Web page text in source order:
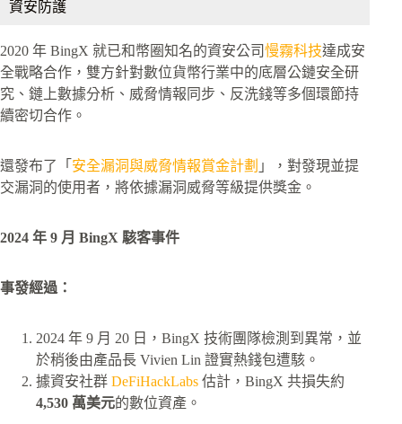
資安防護
2020 年 BingX 就已和幣圈知名的資安公司慢霧科技達成安
全戰略合作，雙方針對數位貨幣行業中的底層公鏈安全研
究、鏈上數據分析、威脅情報同步、反洗錢等多個環節持
續密切合作。
還發布了「 安全漏洞與威脅情報賞金計劃 」，對發現並提
交漏洞的使用者，將依據漏洞威脅等級提供獎金。
2024 年 9 月 BingX 駭客事件
事發經過：
2024 年 9 月 20 日，BingX 技術團隊檢測到異常，並
於稍後由產品長 Vivien Lin 證實熱錢包遭駭。
據資安社群 DeFiHackLabs 估計，BingX 共損失約
4,530 萬美元的數位資產。